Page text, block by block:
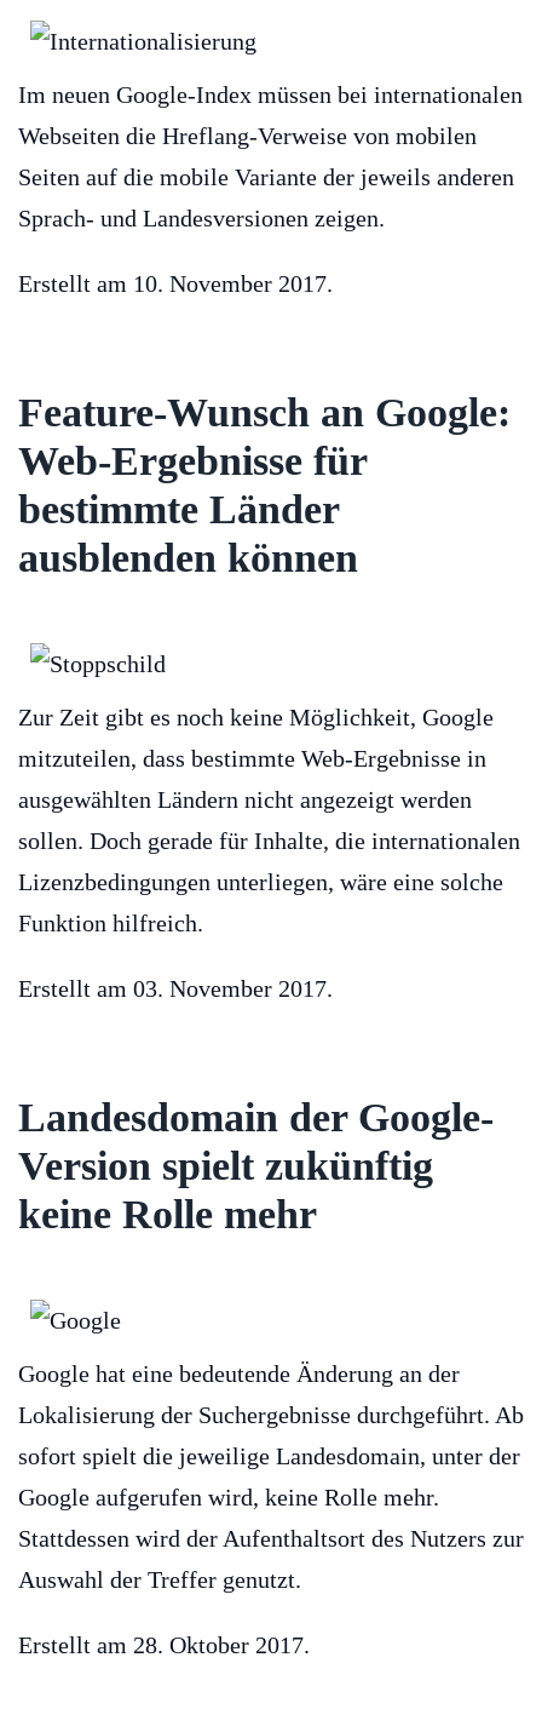
Im neuen Google-Index müssen bei internationalen
Webseiten die Hreflang-Verweise von mobilen
Seiten auf die mobile Variante der jeweils anderen
Sprach- und Landesversionen zeigen.
Erstellt am 10. November 2017.
Feature-Wunsch an Google:
Web-Ergebnisse für
bestimmte Länder
ausblenden können
Zur Zeit gibt es noch keine Möglichkeit, Google
mitzuteilen, dass bestimmte Web-Ergebnisse in
ausgewählten Ländern nicht angezeigt werden
sollen. Doch gerade für Inhalte, die internationalen
Lizenzbedingungen unterliegen, wäre eine solche
Funktion hilfreich.
Erstellt am 03. November 2017.
Landesdomain der Google-
Version spielt zukünftig
keine Rolle mehr
Google hat eine bedeutende Änderung an der
Lokalisierung der Suchergebnisse durchgeführt. Ab
sofort spielt die jeweilige Landesdomain, unter der
Google aufgerufen wird, keine Rolle mehr.
Stattdessen wird der Aufenthaltsort des Nutzers zur
Auswahl der Treffer genutzt.
Erstellt am 28. Oktober 2017.